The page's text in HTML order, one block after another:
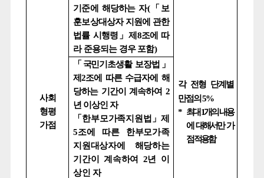
사회
형평
가점
기준에 해당하는 자(「 보
훈보상대상자 지원에 관한
법률 시행령 」제 8조에 따
라 준용되는 경우 포함)
각 전형 단계별
만점의5%
* 최대1개의 내용
에 대해서만 가
점 적용함
「 국민기초생활 보장법
」
제2조에 따른 수급자에 해
당하는 기간이 계속하여 2
년 이상인 자
「 한부모가족지원법 」 제
5조에 따른 한부모가족
지원대상자에 해당하는
기간이 계속하여 2년 이
상인 자